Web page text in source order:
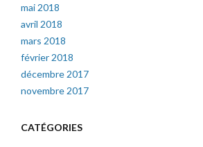
mai 2018
avril 2018
mars 2018
février 2018
décembre 2017
novembre 2017
CATÉGORIES